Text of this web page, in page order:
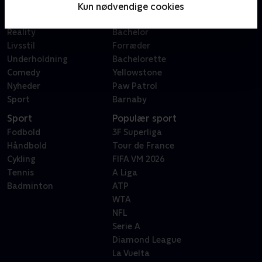
Kun nødvendige cookies
Reality
Livsstil
Underholdning
Comedy
Nyheder
Sport
Sygeplejeskolen
Bachelor
Forræder
Bachelorette
Yellowstone
Paw Patrol
Barnaby
Sport
Fodbold
Håndbold
Cykling
Tennis
Badminton
Populær sport
3F Superliga
Tour de France
FIFA VM 2026
A Liga
ATP
WTA
NFL
Serie A
Diamond League
La Vuelta